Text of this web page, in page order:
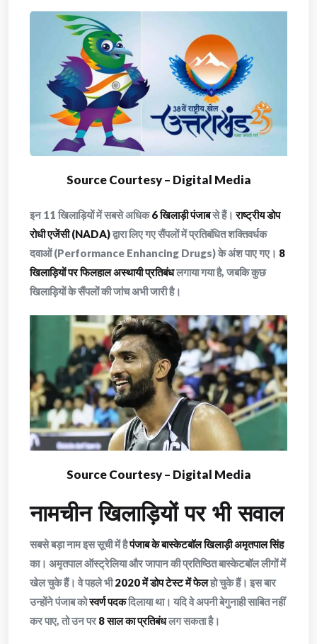
Source Courtesy – Digital Media
इन 11 खिलाड़ियों में सबसे अधिक6 खिलाड़ी पंजाबसे हैं।राष्ट्रीय डोप
रोधी एजेंसी (NADA)द्वारा लिए गए सैंपलों में प्रतिबंधित शक्तिवर्धक
दवाओं (Performance Enhancing Drugs) के अंश पाए गए। 8
खिलाड़ियों पर फिलहाल अस्थायी प्रतिबंधलगाया गया है, जबकि कुछ
खिलाड़ियों के सैंपलों की जांच अभी जारी है।
Source Courtesy – Digital Media
नामचीन खिलाड़ियों पर भी सवाल
सबसे बड़ा नाम इस सूची में हैपंजाब के बास्केटबॉल खिलाड़ी अमृतपाल सिंह
का। अमृतपाल ऑस्ट्रेलिया और जापान की प्रतिष्ठित बास्केटबॉल लीगों में
खेल चुके हैं। वे पहले भी2020 में डोप टेस्ट में फेलहो चुके हैं। इस बार
उन्होंने पंजाब कोस्वर्ण पदकदिलाया था। यदि वे अपनी बेगुनाही साबित नहीं
कर पाए, तो उन पर8 साल का प्रतिबंधलग सकता है।